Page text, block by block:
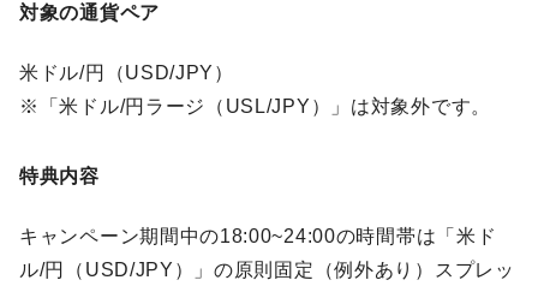
対象の通貨ペア
米ドル/円（USD/JPY）
※「米ドル/円ラージ（USL/JPY）」は対象外です。
特典内容
キャンペーン期間中の18:00~24:00の時間帯は「米ド
ル/円（USD/JPY）」の原則固定（例外あり）スプレッ